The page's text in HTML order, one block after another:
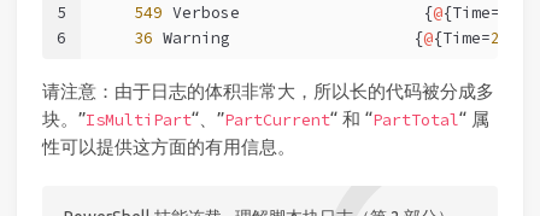
5
6
549 Verbose                   {@{Time=
36 Warning                   {@{Time=25.05
请注意：由于日志的体积非常大，所以长的代码被分成多
块。”IsMultiPart“、”PartCurrent“ 和 “PartTotal“ 属
性可以提供这方面的有用信息。